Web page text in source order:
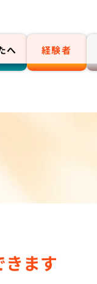
へ 経験者
きます